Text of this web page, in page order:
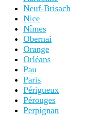
Neuf-Brisach
Nice
Nîmes
Obernai
Orange
Orléans
Pau
Paris
Périgueux
Pérouges
Perpignan